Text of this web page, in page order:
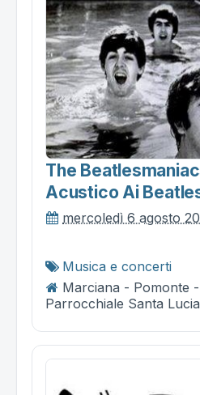
The
Acustico Ai
mercoledì 6 agosto
Musica e concerti
Marciana - Pomonte -
Parrocchiale Santa Lucia